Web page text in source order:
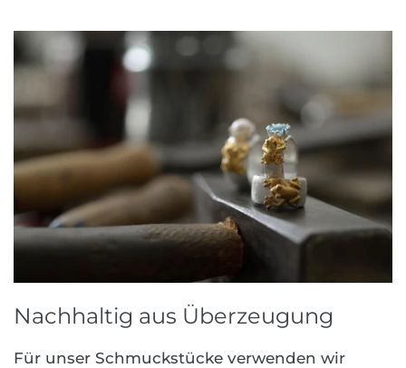
Nachhaltig aus Überzeugung
Für unser Schmuckstücke verwenden wir